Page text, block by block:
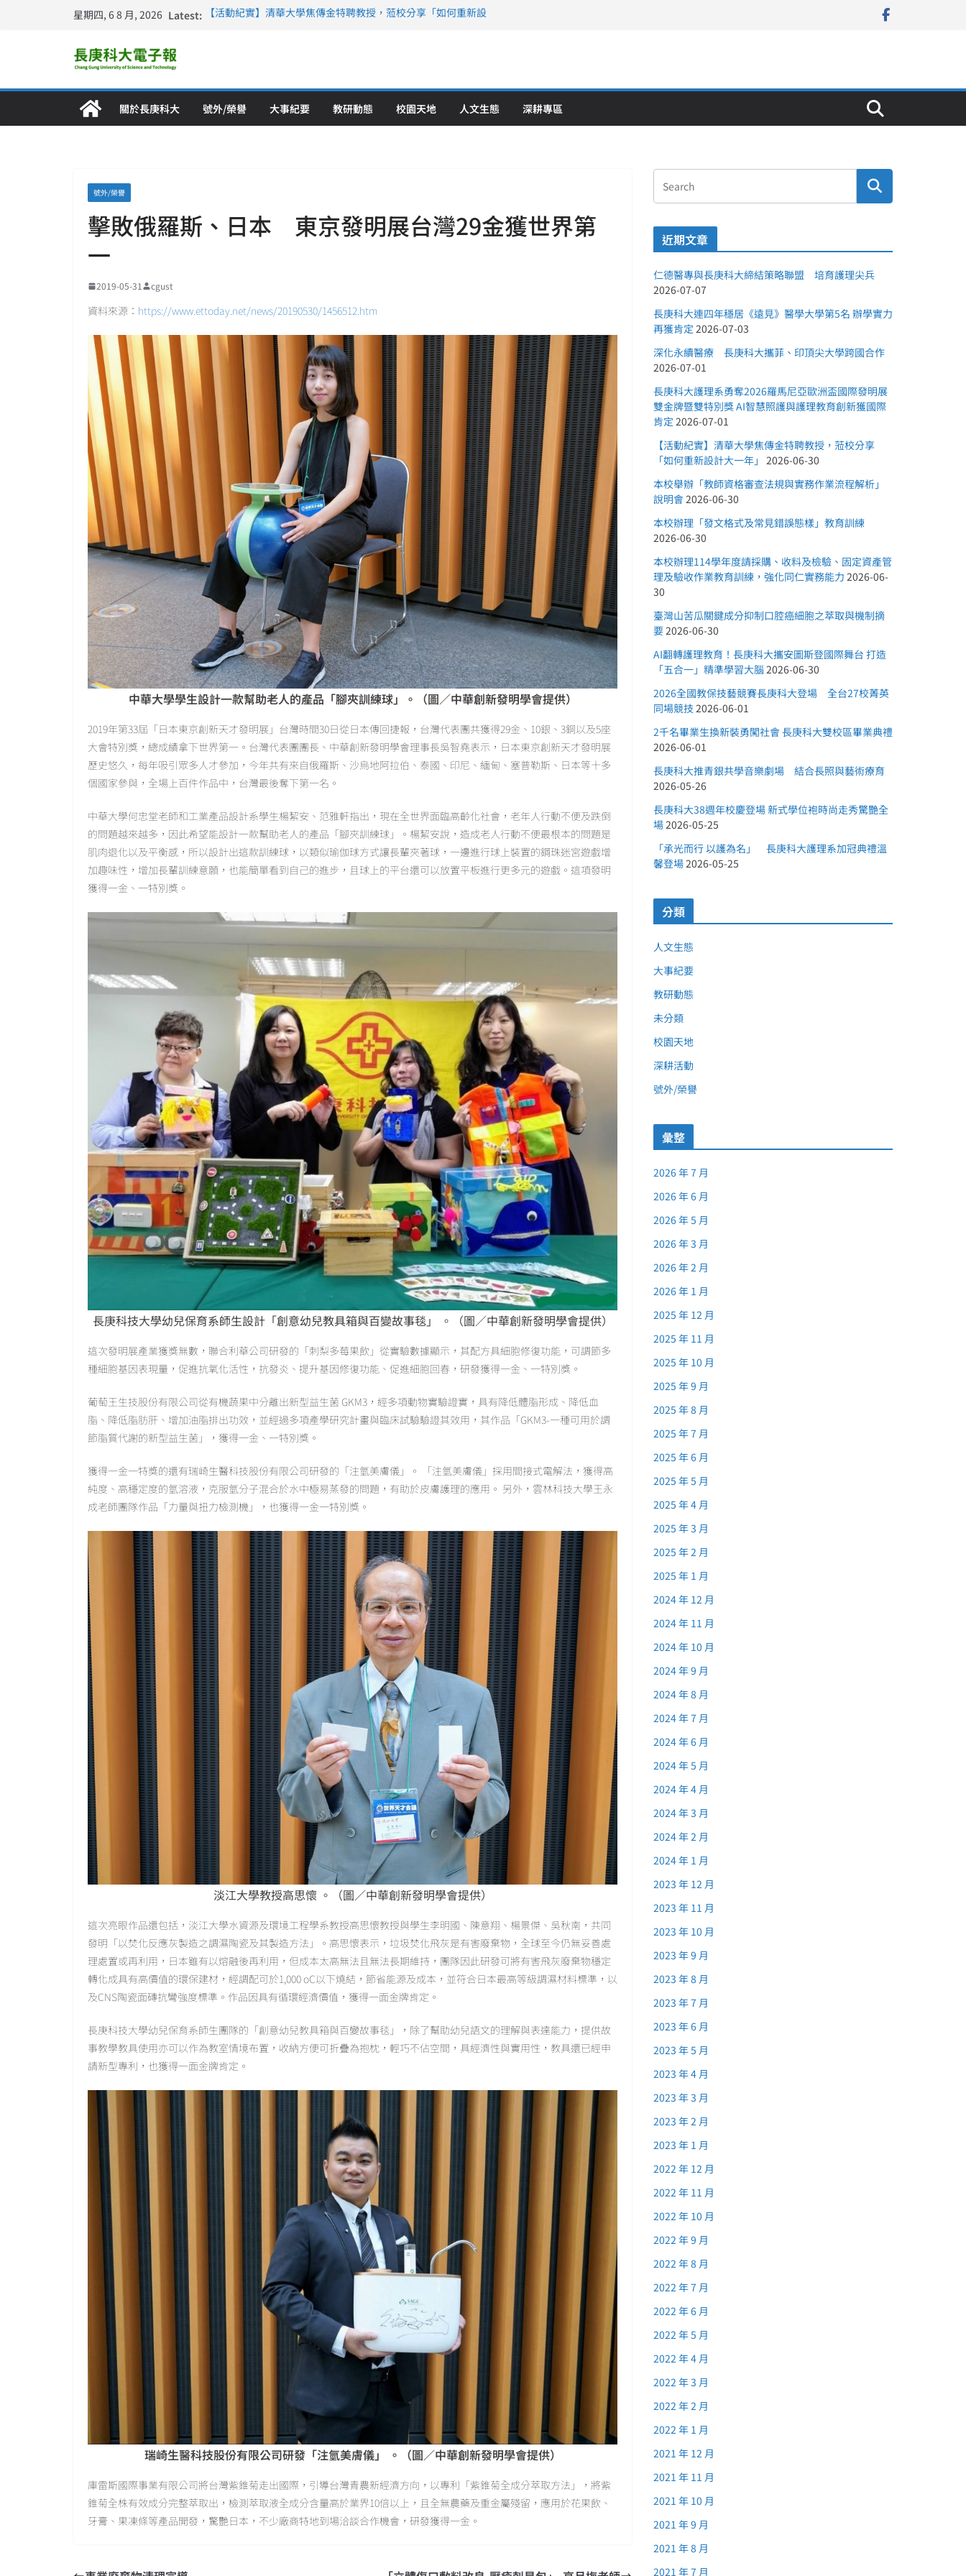
星期四, 6 8 月, 2026 Latest:
【活動紀實】清華大學焦傳金特聘教授，蒞校分享「如何重新設
長庚科大護理系勇奪2026羅馬尼亞歐洲盃國際發明展雙金牌暨雙
特別獎 AI智慧照護與護理教育創新獲國際肯定
關於長庚科大 號外/榮譽 大事紀要 教研動態 校園天地 人文生態 深耕專區
號外/榮譽
擊敗俄羅斯、日本 東京發明展台灣29金獲世界第
一
2019-05-31 cgust
資料來源： https://www.ettoday.net/news/20190530/1456512.htm
中華大學學生設計一款幫助老人的產品「腳夾訓練球」。（圖／中華創新發明學會提供）
2019年第33屆「日本東京創新天才發明展」台灣時間30日從日本傳回捷報，台灣代表團共獲得29金、10銀、3銅以及5座
大會特別獎，總成績拿下世界第一。台灣代表團團長、中華創新發明學會理事長吳智堯表示，日本東京創新天才發明展
歷史悠久，每年吸引眾多人才參加，今年共有來自俄羅斯、沙烏地阿拉伯、泰國、印尼、緬甸、塞普勒斯、日本等十多
個國家參與，全場上百件作品中，台灣最後奪下第一名。
中華大學何忠堂老師和工業產品設計系學生楊絜安、范雅軒指出，現在全世界面臨高齡化社會，老年人行動不便及跌倒
的問題越來越多，因此希望能設計一款幫助老人的產品「腳夾訓練球」。楊絜安說，造成老人行動不便最根本的問題是
肌肉退化以及平衡感，所以設計出這款訓練球，以類似瑜伽球方式讓長輩夾著球，一邊進行球上裝置的鋼珠迷宮遊戲增
加趣味性，增加長輩訓練意願，也能簡單看到自己的進步，且球上的平台還可以放置平板進行更多元的遊戲。這項發明
獲得一金、一特別獎。
長庚科技大學幼兒保育系師生設計「創意幼兒教具箱與百變故事毯」 。（圖／中華創新發明學會提供）
這次發明展產業獲獎無數，聯合利華公司研發的「刺梨多莓果飲」從實驗數據顯示，其配方具細胞修復功能，可調節多
種細胞基因表現量，促進抗氧化活性，抗發炎、提升基因修復功能、促進細胞回春，研發獲得一金、一特別獎。
葡萄王生技股份有限公司從有機蔬果中分離出新型益生菌 GKM3，經多項動物實驗證實，具有降低體脂形成、降低血
脂、降低脂肪肝、增加油脂排出功效，並經過多項產學研究計畫與臨床試驗驗證其效用，其作品「GKM3-一種可用於調
節脂質代謝的新型益生菌」，獲得一金、一特別獎。
獲得一金一特獎的還有瑞崎生醫科技股份有限公司研發的「注氫美膚儀」。 「注氫美膚儀」採用間接式電解法，獲得高
純度、高穩定度的氫溶液，克服氫分子混合於水中極易蒸發的問題，有助於皮膚護理的應用。 另外，雲林科技大學王永
成老師團隊作品「力量與扭力檢測機」，也獲得一金一特別獎。
淡江大學教授高思懷 。（圖／中華創新發明學會提供）
這次亮眼作品還包括，淡江大學水資源及環境工程學系教授高思懷教授與學生李明國、陳意翔、楊景傑、吳秋南，共同
發明「以焚化反應灰製造之調濕陶瓷及其製造方法」。高思懷表示，垃圾焚化飛灰是有害廢棄物，全球至今仍無妥善處
理處置或再利用，日本雖有以熔融後再利用，但成本太高無法且無法長期維持，團隊因此研發可將有害飛灰廢棄物穩定
轉化成具有高價值的環保建材，經調配可於1,000 oC以下燒結，節省能源及成本，並符合日本最高等級調濕材料標準，以
及CNS陶瓷面磚抗彎強度標準。作品因具有循環經濟價值，獲得一面金牌肯定。
長庚科技大學幼兒保育系師生團隊的「創意幼兒教具箱與百變故事毯」，除了幫助幼兒語文的理解與表達能力，提供故
事教學教具使用亦可以作為教室情境布置，收納方便可折疊為抱枕，輕巧不佔空間，具經濟性與實用性，教具還已經申
請新型專利，也獲得一面金牌肯定。
瑞崎生醫科技股份有限公司研發「注氫美膚儀」 。（圖／中華創新發明學會提供）
庫雷斯國際事業有限公司將台灣紫錐菊走出國際，引導台灣青農新經濟方向，以專利「紫錐菊全成分萃取方法」，將紫
錐菊全株有效成分完整萃取出，檢測萃取液全成分含量高於業界10倍以上，且全無農藥及重金屬殘留，應用於花果飲、
牙膏、果凍條等產品開發，驚艷日本，不少廠商特地到場洽談合作機會，研發獲得一金。
近期文章
仁德醫專與長庚科大締結策略聯盟 培育護理尖兵
2026-07-07
長庚科大連四年穩居《遠見》醫學大學第5名 辦學實力
再獲肯定 2026-07-03
深化永續醫療 長庚科大攜菲、印頂尖大學跨國合作
2026-07-01
長庚科大護理系勇奪2026羅馬尼亞歐洲盃國際發明展
雙金牌暨雙特別獎 AI智慧照護與護理教育創新獲國際
肯定 2026-07-01
【活動紀實】清華大學焦傳金特聘教授，蒞校分享
「如何重新設計大一年」 2026-06-30
本校舉辦「教師資格審查法規與實務作業流程解析」
說明會2026-06-30
本校辦理「發文格式及常見錯誤態樣」教育訓練
2026-06-30
本校辦理114學年度請採購、收料及檢驗、固定資產管
理及驗收作業教育訓練，強化同仁實務能力 2026-06-
30
臺灣山苦瓜關鍵成分抑制口腔癌細胞之萃取與機制摘
要2026-06-30
AI翻轉護理教育！長庚科大攜安圖斯登國際舞台 打造
「五合一」精準學習大腦 2026-06-30
2026全國教保技藝競賽長庚科大登場 全台27校菁英
同場競技 2026-06-01
2千名畢業生換新裝勇闖社會 長庚科大雙校區畢業典禮
2026-06-01
長庚科大推青銀共學音樂劇場 結合長照與藝術療育
2026-05-26
長庚科大38週年校慶登場 新式學位袍時尚走秀驚艷全
場2026-05-25
「承光而行 以護為名」 長庚科大護理系加冠典禮溫
馨登場2026-05-25
分類
人文生態
大事紀要
教研動態
未分類
校園天地
深耕活動
號外/榮譽
彙整
2026 年 7 月
2026 年 6 月
2026 年 5 月
2026 年 3 月
2026 年 2 月
2026 年 1 月
2025 年 12 月
2025 年 11 月
2025 年 10 月
2025 年 9 月
2025 年 8 月
2025 年 7 月
2025 年 6 月
2025 年 5 月
2025 年 4 月
2025 年 3 月
2025 年 2 月
2025 年 1 月
2024 年 12 月
2024 年 11 月
2024 年 10 月
2024 年 9 月
2024 年 8 月
2024 年 7 月
2024 年 6 月
2024 年 5 月
2024 年 4 月
2024 年 3 月
2024 年 2 月
2024 年 1 月
2023 年 12 月
2023 年 11 月
2023 年 10 月
2023 年 9 月
2023 年 8 月
2023 年 7 月
2023 年 6 月
2023 年 5 月
2023 年 4 月
2023 年 3 月
2023 年 2 月
2023 年 1 月
2022 年 12 月
2022 年 11 月
2022 年 10 月
2022 年 9 月
2022 年 8 月
2022 年 7 月
2022 年 6 月
2022 年 5 月
2022 年 4 月
2022 年 3 月
2022 年 2 月
2022 年 1 月
2021 年 12 月
2021 年 11 月
2021 年 10 月
2021 年 9 月
2021 年 8 月
2021 年 7 月